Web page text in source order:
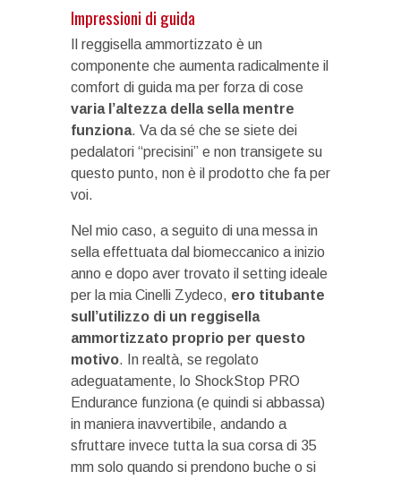
Impressioni di guida
Il reggisella ammortizzato è un
componente che aumenta radicalmente il
comfort di guida ma per forza di cose
varia l’altezza della sella mentre
funziona. Va da sé che se siete dei
pedalatori “precisini” e non transigete su
questo punto, non è il prodotto che fa per
voi.
Nel mio caso, a seguito di una messa in
sella effettuata dal biomeccanico a inizio
anno e dopo aver trovato il setting ideale
per la mia Cinelli Zydeco, ero titubante
sull’utilizzo di un reggisella
ammortizzato proprio per questo
motivo. In realtà, se regolato
adeguatamente, lo ShockStop PRO
Endurance funziona (e quindi si abbassa)
in maniera inavvertibile, andando a
sfruttare invece tutta la sua corsa di 35
mm solo quando si prendono buche o si